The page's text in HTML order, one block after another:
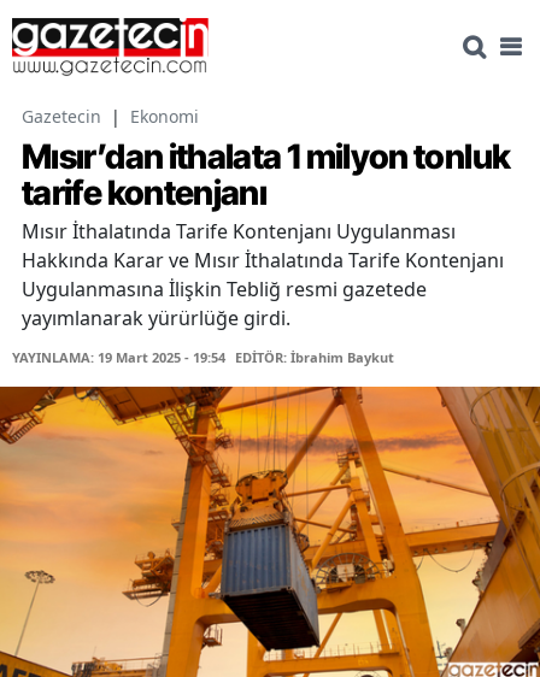
Gazetecin | Ekonomi
Mısır’dan ithalata 1 milyon tonluk
tarife kontenjanı
Mısır İthalatında Tarife Kontenjanı Uygulanması
Hakkında Karar ve Mısır İthalatında Tarife Kontenjanı
Uygulanmasına İlişkin Tebliğ resmi gazetede
yayımlanarak yürürlüğe girdi.
YAYINLAMA: 19 Mart 2025 - 19:54 EDİTÖR: İbrahim Baykut